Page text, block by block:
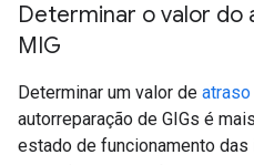
Determinar o valor do
MIG
Determinar um valor de
autorreparação de GIGs é
estado de funcionamento